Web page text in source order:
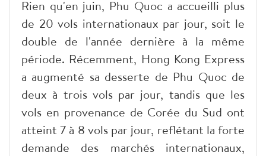
Rien qu'en juin, Phu Quoc a accueilli plus
de 20 vols internationaux par jour, soit le
double de l'année dernière à la même
période. Récemment, Hong Kong Express
a augmenté sa desserte de Phu Quoc de
deux à trois vols par jour, tandis que les
vols en provenance de Corée du Sud ont
atteint 7 à 8 vols par jour, reflétant la forte
demande des marchés internationaux,